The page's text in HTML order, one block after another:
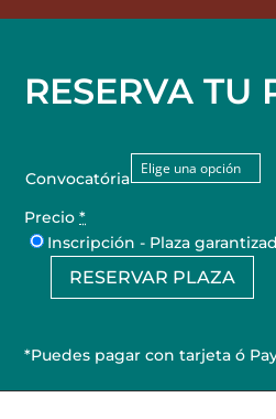
RESERVA TU
Convocatória
Precio *
Inscripción - Plaza
Prácticas
cantidad
RESERVAR PLAZA
*Puedes pagar con tarjeta ó